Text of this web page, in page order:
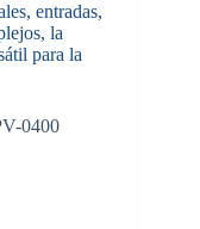
entradas,
la
para la
0400